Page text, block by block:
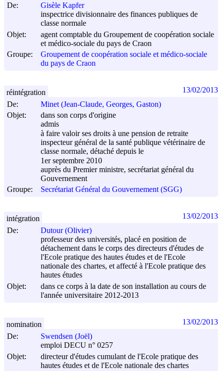
De:
Gisèle Kapfer
inspectrice divisionnaire des finances publiques de
classe normale
Objet:
agent comptable du Groupement de coopération sociale
et médico-sociale du pays de Craon
Groupe:
Groupement de coopération sociale et médico-sociale
du pays de Craon
De:
Minet (Jean-Claude, Georges, Gaston)
Objet:
dans son corps d'origine
admis
à faire valoir ses droits à une pension de retraite
inspecteur général de la santé publique vétérinaire de
classe normale, détaché depuis le
1er septembre 2010
auprès du Premier ministre, secrétariat général du
Gouvernement
Groupe:
Secrétariat Général du Gouvernement (SGG)
réintégration 13/02/2013
De:
Dutour (Olivier)
professeur des universités, placé en position de
détachement dans le corps des directeurs d'études de
l'Ecole pratique des hautes études et de l'Ecole
nationale des chartes, et affecté à l'Ecole pratique des
hautes études
Objet:
dans ce corps à la date de son installation au cours de
l'année universitaire 2012-2013
intégration 13/02/2013
De:
Swendsen (Joël)
emploi DECU n° 0257
Objet:
directeur d'études cumulant de l'Ecole pratique des
hautes études et de l'Ecole nationale des chartes
nomination 13/02/2013